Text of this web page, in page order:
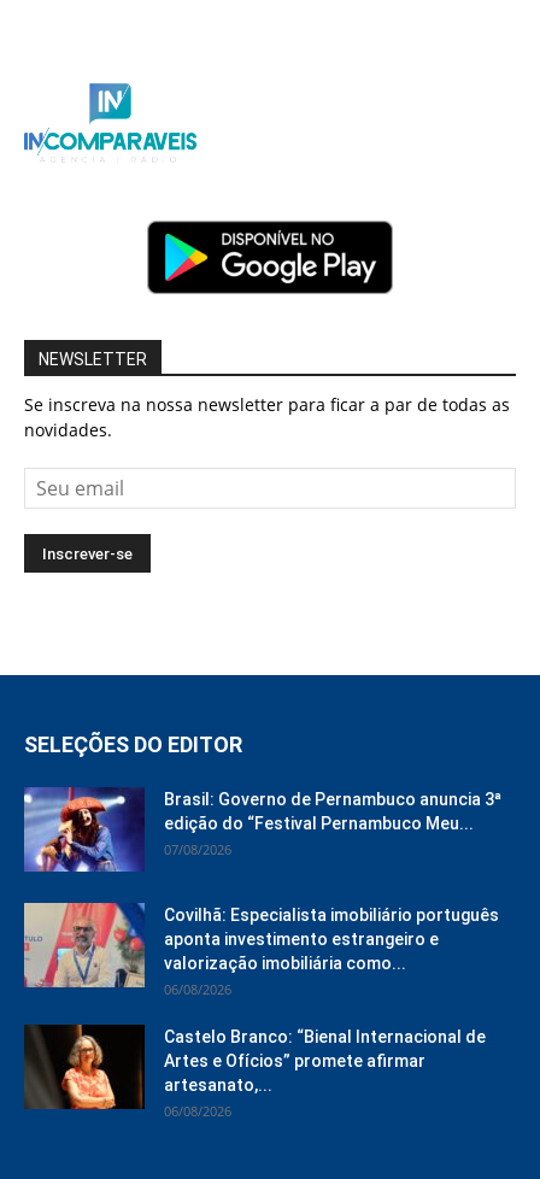
NEWSLETTER
Se inscreva na nossa newsletter para ficar a par de todas as
novidades.
SELEÇÕES DO EDITOR
Brasil: Governo de Pernambuco anuncia 3ª
edição do “Festival Pernambuco Meu...
07/08/2026
Covilhã: Especialista imobiliário português
aponta investimento estrangeiro e
valorização imobiliária como...
06/08/2026
Castelo Branco: “Bienal Internacional de
Artes e Ofícios” promete afirmar
artesanato,...
06/08/2026